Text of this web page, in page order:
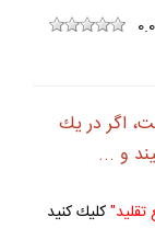
0.0
اگر در يك
كليك كنيد